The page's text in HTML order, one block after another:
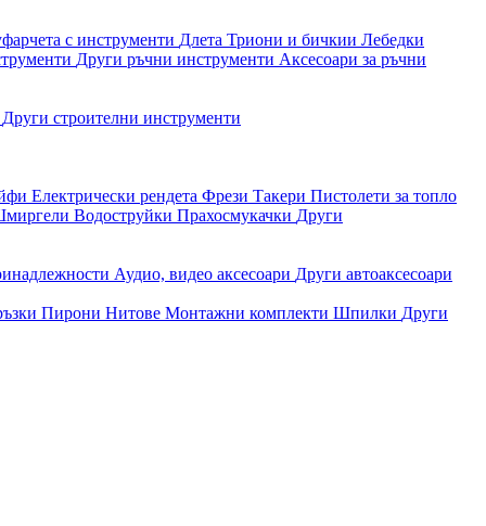
с инструменти Длета Триони и бичкии Лебедки
Други ръчни инструменти Аксесоари за ръчни
Други строителни инструменти
Електрически рендета Фрези Такери Пистолети за топло
Водоструйки Прахосмукачки Други
Аудио, видео аксесоари Други автоаксесоари
Пирони Нитове Монтажни комплекти Шпилки Други